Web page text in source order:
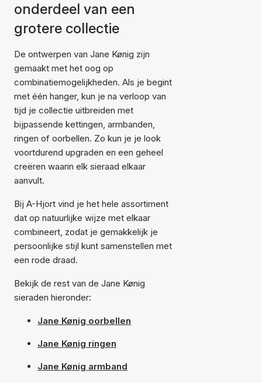
onderdeel van een
grotere collectie
De ontwerpen van Jane Kønig zijn
gemaakt met het oog op
combinatiemogelijkheden. Als je begint
met één hanger, kun je na verloop van
tijd je collectie uitbreiden met
bijpassende kettingen, armbanden,
ringen of oorbellen. Zo kun je je look
voortdurend upgraden en een geheel
creëren waarin elk sieraad elkaar
aanvult.
Bij A-Hjort vind je het hele assortiment
dat op natuurlijke wijze met elkaar
combineert, zodat je gemakkelijk je
persoonlijke stijl kunt samenstellen met
een rode draad.
Bekijk de rest van de Jane Kønig
sieraden hieronder:
Jane Kønig oorbellen
Jane Kønig ringen
Jane Kønig armband